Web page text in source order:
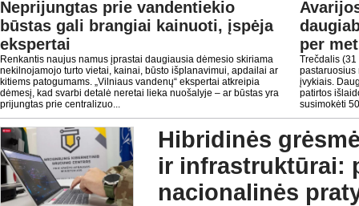
Neprijungtas prie vandentiekio
būstas gali brangiai kainuoti, įspėja
ekspertai
Renkantis naujus namus įprastai daugiausia dėmesio skiriama
nekilnojamojo turto vietai, kainai, būsto išplanavimui, apdailai ar
kitiems patogumams. „Vilniaus vandenų“ ekspertai atkreipia
dėmesį, kad svarbi detalė neretai lieka nuošalyje – ar būstas yra
prijungtas prie centralizuo...
per
Trečdalis
pastaruosius
įvykiais.
patirtos
susimokėti
Hibridinės
ir infrastruktūrai:
nacionalinės